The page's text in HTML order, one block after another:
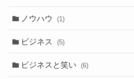
ノウハウ (1)
ビジネス (5)
ビジネスと笑い (6)